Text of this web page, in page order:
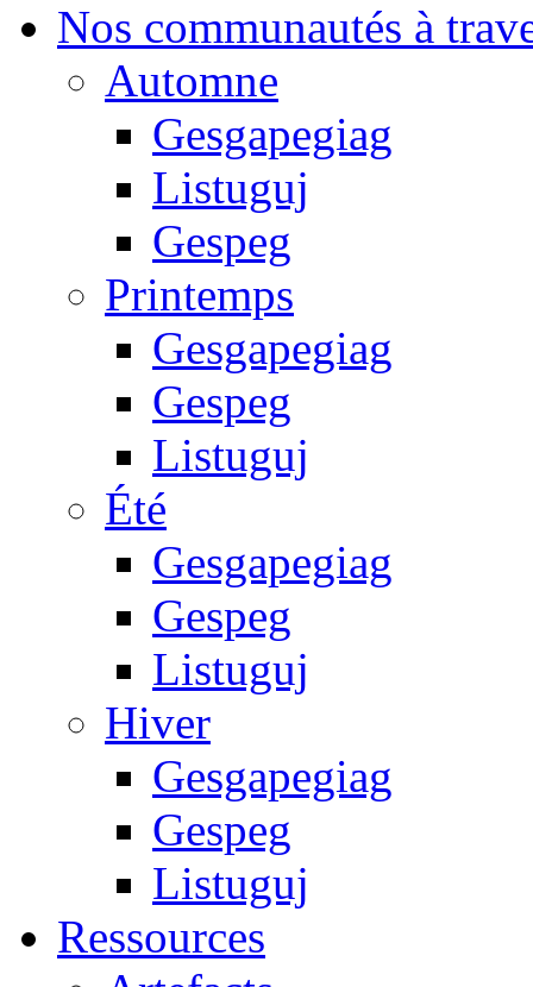
Nos communautés à
Automne
Gesgapegiag
Listuguj
Gespeg
Printemps
Gesgapegiag
Gespeg
Listuguj
Été
Gesgapegiag
Gespeg
Listuguj
Hiver
Gesgapegiag
Gespeg
Listuguj
Ressources